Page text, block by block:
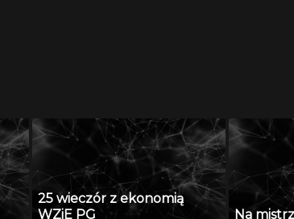
25 wieczór z ekonomią
WZiE PG
Na